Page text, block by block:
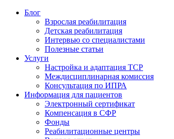
Блог
Взрослая реабилитация
Детская реабилитация
Интервью со специалистами
Полезные статьи
Услуги
Настройка и адаптация ТСР
Междисциплинарная комиссия
Консультация по ИПРА
Информация для пациентов
Электронный сертификат
Компенсация в СФР
Фонды
Реабилитационные центры